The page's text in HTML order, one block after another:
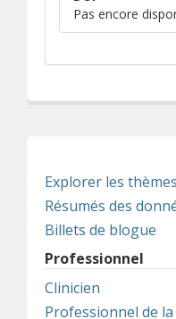
Pas encore
Explorer les thèmes
Résumés des
Billets de blogue
Professionnel
Clinicien
Professionnel de